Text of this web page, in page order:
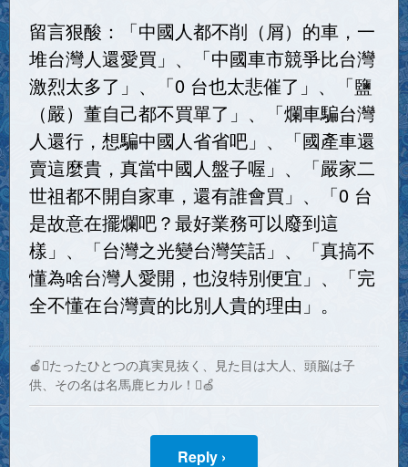
留言狠酸：「中國人都不削（屑）的車，一
堆台灣人還愛買」、「中國車市競爭比台灣
激烈太多了」、「0 台也太悲催了」、「鹽
（嚴）董自己都不買單了」、「爛車騙台灣
人還行，想騙中國人省省吧」、「國產車還
賣這麼貴，真當中國人盤子喔」、「嚴家二
世祖都不開自家車，還有誰會買」、「0 台
是故意在擺爛吧？最好業務可以廢到這
樣」、「台灣之光變台灣笑話」、「真搞不
懂為啥台灣人愛開，也沒特別便宜」、「完
全不懂在台灣賣的比別人貴的理由」。
🍎たったひとつの真実見抜く、見た目は大人、頭脳は子
供、その名は名馬鹿ヒカル！🍏
Reply ›